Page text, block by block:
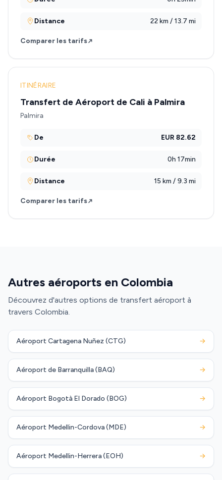
Distance 22 km / 13.7 mi
Comparer les tarifs
ITINÉRAIRE
Transfert de Aéroport de Cali à Palmira
Palmira
De EUR 82.62
Durée 0h 17min
Distance 15 km / 9.3 mi
Comparer les tarifs
Autres aéroports en Colombia
Découvrez d'autres options de transfert aéroport à
travers Colombia.
Aéroport Cartagena Nuñez (CTG) →
Aéroport de Barranquilla (BAQ) →
Aéroport Bogotà El Dorado (BOG) →
Aéroport Medellin-Cordova (MDE) →
Aéroport Medellin-Herrera (EOH) →